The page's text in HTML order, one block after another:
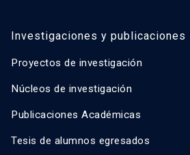
Investigaciones y publicaciones
Proyectos de investigación
Núcleos de investigación
Publicaciones Académicas
Tesis de alumnos egresados